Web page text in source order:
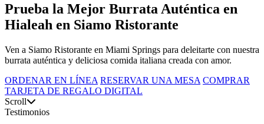
Prueba la Mejor Burrata Auténtica en
Hialeah en Siamo Ristorante
Ven a Siamo Ristorante en Miami Springs para deleitarte con nuestra
burrata auténtica y deliciosa comida italiana creada con amor.
ORDENAR EN LÍNEA RESERVAR UNA MESA COMPRAR
TARJETA DE REGALO DIGITAL
Scroll
Testimonios